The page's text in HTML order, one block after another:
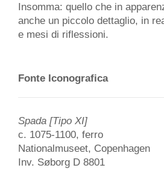
Insomma: quello che in
anche un piccolo dettaglio, in
e mesi di riflessioni.
Fonte Iconografica
Spada [Tipo XI]
c. 1075-1100, ferro
Nationalmuseet, Copenhagen
Inv. Søborg D 8801